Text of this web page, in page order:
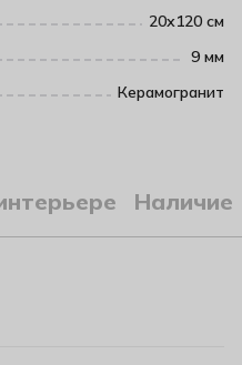
20х120 см
9 мм
Керамогранит
Наличие